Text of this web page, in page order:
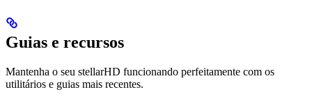
Guias e recursos
Mantenha o seu stellarHD funcionando perfeitamente com os
utilitários e guias mais recentes.